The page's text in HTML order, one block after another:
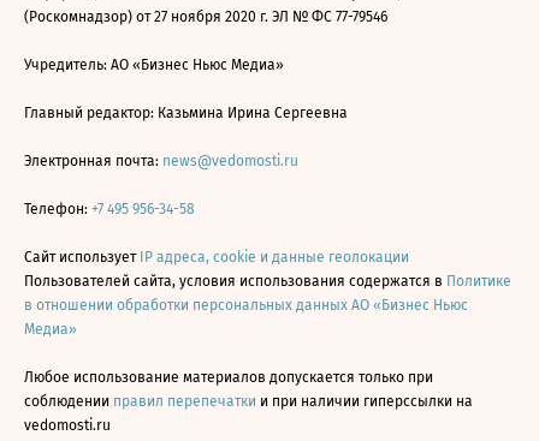
(Роскомнадзор) от 27 ноября 2020 г. ЭЛ № ФС 77-79546
Учредитель: АО «Бизнес Ньюс Медиа»
Главный редактор: Казьмина Ирина Сергеевна
Электронная почта: news@vedomosti.ru
Телефон: +7 495 956-34-58
Сайт использует IP адреса, cookie и данные геолокации
Пользователей сайта, условия использования содержатся в Политике
в отношении обработки персональных данных АО «Бизнес Ньюс
Медиа»
Любое использование материалов допускается только при
соблюдении правил перепечатки и при наличии гиперссылки на
vedomosti.ru